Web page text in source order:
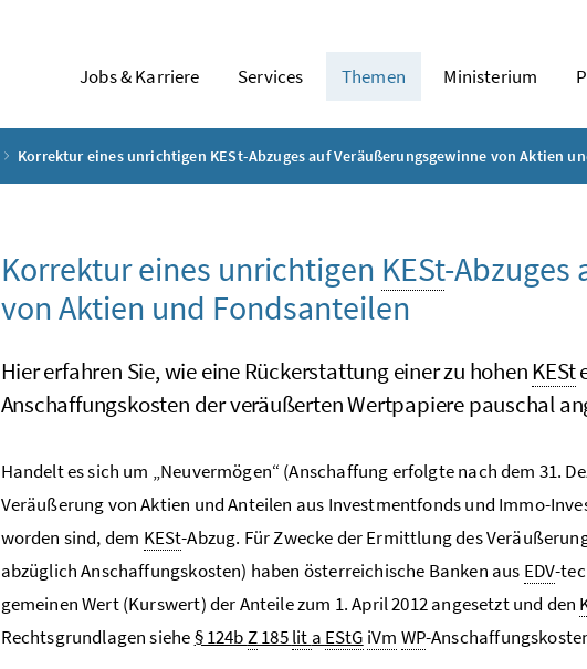
Jobs & Karriere Services Themen Ministerium
Korrektur eines unrichtigen KESt-Abzuges auf Veräußerungsgewinne von Aktien
Korrektur eines unrichtigen KESt-Abzuges
von Aktien und Fondsanteilen
Hier erfahren Sie, wie eine Rückerstattung einer zu hohenKESt
Anschaffungskosten der veräußerten Wertpapiere pauschal
Handelt es sich um „Neuvermögen“ (Anschaffung erfolgte nach dem 31.
Veräußerung von Aktien und Anteilen aus Investmentfonds und Immo-
worden sind, dem KESt-Abzug. Für Zwecke der Ermittlung des
abzüglich Anschaffungskosten) haben österreichische Banken aus EDV-
gemeinen Wert (Kurswert) der Anteile zum 1. April 2012 angesetzt und den
Rechtsgrundlagen siehe§ 124bZ185lit a EStG iVm WP-